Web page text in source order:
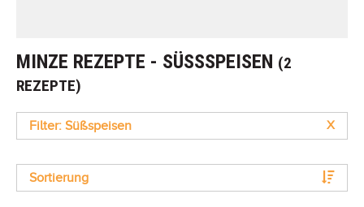
MINZE REZEPTE - SÜSSSPEISEN (2
REZEPTE)
Filter: Süßspeisen X
Sortierung